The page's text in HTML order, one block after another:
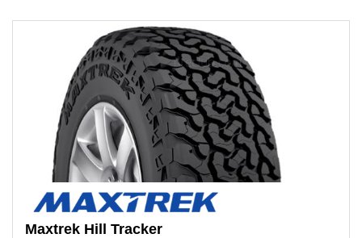
Maxtrek Hill Tracker